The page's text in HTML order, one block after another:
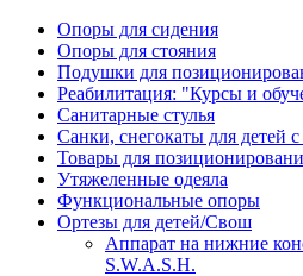
Опоры для сидения
Опоры для стояния
Подушки для
Реабилитация: "Курсы и
Санитарные стулья
Санки, снегокаты для детей
Товары для
Утяжеленные одеяла
Функциональные опоры
Ортезы для детей/Свош
Аппарат на нижние
S.W.A.S.H.